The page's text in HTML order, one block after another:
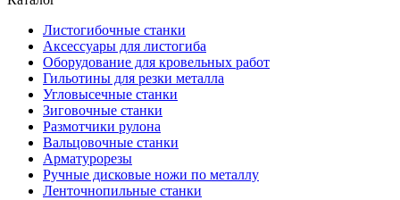
Листогибочные станки
Аксессуары для листогиба
Оборудование для кровельных работ
Гильотины для резки металла
Угловысечные станки
Зиговочные станки
Размотчики рулона
Вальцовочные станки
Арматурорезы
Ручные дисковые ножи по металлу
Ленточнопильные станки